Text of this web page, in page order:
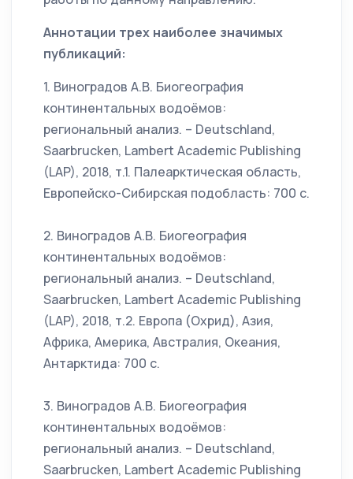
Аннотации трех наиболее значимых
публикаций:
1. Виноградов А.В. Биогеография
континентальных водоёмов:
региональный анализ. – Deutschland,
Saarbrucken, Lambert Academic Publishing
(LAP), 2018, т.1. Палеарктическая область,
Европейско-Сибирская подобласть: 700 с.
2. Виноградов А.В. Биогеография
континентальных водоёмов:
региональный анализ. – Deutschland,
Saarbrucken, Lambert Academic Publishing
(LAP), 2018, т.2. Европа (Охрид), Азия,
Африка, Америка, Австралия, Океания,
Антарктида: 700 с.
3. Виноградов А.В. Биогеография
континентальных водоёмов:
региональный анализ. – Deutschland,
Saarbrucken, Lambert Academic Publishing